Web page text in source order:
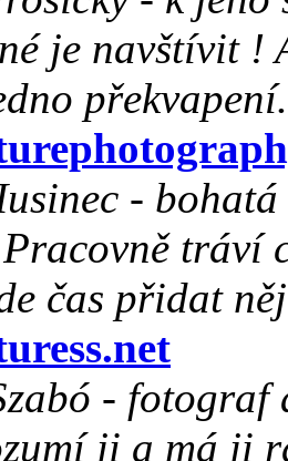
je navštívit !
-
tráví
čas přidat
- fotograf
ji a má ji